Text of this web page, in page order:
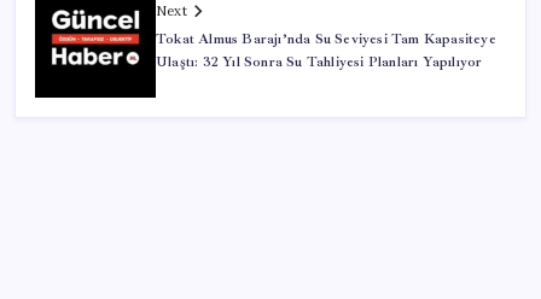
Next
Tokat Almus Barajı’nda Su Seviyesi Tam Kapasiteye
Ulaştı: 32 Yıl Sonra Su Tahliyesi Planları Yapılıyor